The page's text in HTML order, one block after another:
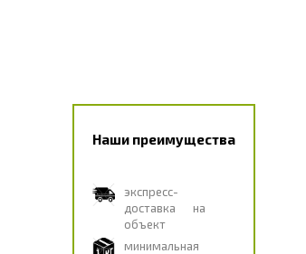
Наши преимущества
экспресс-
доставка на
объект
минимальная